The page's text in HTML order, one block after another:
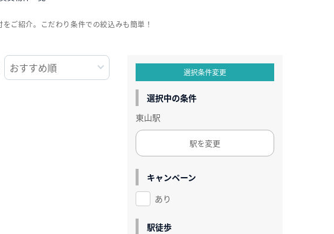
ご紹介。こだわり条件での絞込みも簡単！
選択条件変更
選択中の条件
東山駅
駅を変更
キャンペーン
あり
駅徒歩